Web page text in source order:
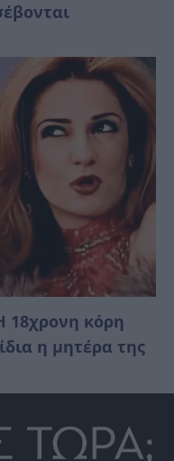
18χρονη κόρη
η μητέρα της